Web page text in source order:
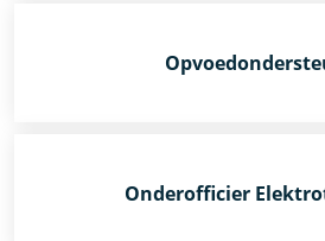
Onderofficier